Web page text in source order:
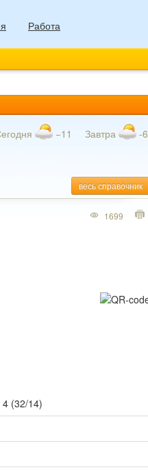
Работа
−11 Завтра -6
весь справочник
1699
(32/14)